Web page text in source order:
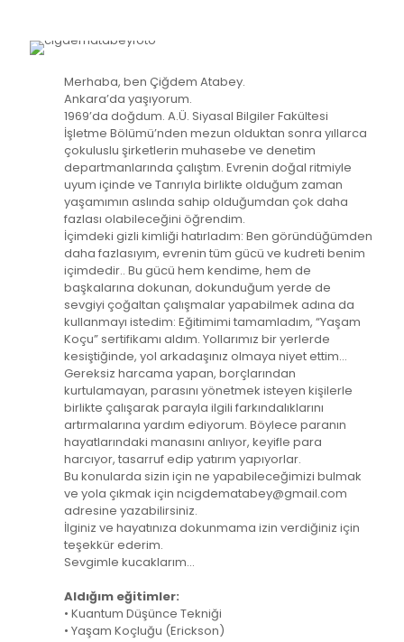
Merhaba, ben Çiğdem Atabey.
Ankara’da yaşıyorum.
1969’da doğdum. A.Ü. Siyasal Bilgiler Fakültesi
İşletme Bölümü’nden mezun olduktan sonra yıllarca
çokuluslu şirketlerin muhasebe ve denetim
departmanlarında çalıştım. Evrenin doğal ritmiyle
uyum içinde ve Tanrıyla birlikte olduğum zaman
yaşamımın aslında sahip olduğumdan çok daha
fazlası olabileceğini öğrendim.
İçimdeki gizli kimliği hatırladım: Ben göründüğümden
daha fazlasıyım, evrenin tüm gücü ve kudreti benim
içimdedir.. Bu gücü hem kendime, hem de
başkalarına dokunan, dokunduğum yerde de
sevgiyi çoğaltan çalışmalar yapabilmek adına da
kullanmayı istedim: Eğitimimi tamamladım, “Yaşam
Koçu” sertifikamı aldım. Yollarımız bir yerlerde
kesiştiğinde, yol arkadaşınız olmaya niyet ettim…
Gereksiz harcama yapan, borçlarından
kurtulamayan, parasını yönetmek isteyen kişilerle
birlikte çalışarak parayla ilgili farkındalıklarını
artırmalarına yardım ediyorum. Böylece paranın
hayatlarındaki manasını anlıyor, keyifle para
harcıyor, tasarruf edip yatırım yapıyorlar.
Bu konularda sizin için ne yapabileceğimizi bulmak
ve yola çıkmak için ncigdematabey@gmail.com
adresine yazabilirsiniz.
İlginiz ve hayatınıza dokunmama izin verdiğiniz için
teşekkür ederim.
Sevgimle kucaklarım...
Aldığım eğitimler:
• Kuantum Düşünce Tekniği
• Yaşam Koçluğu (Erickson)